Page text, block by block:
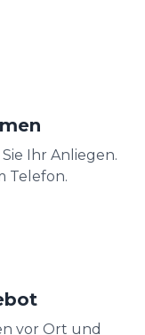
Ihr Anliegen.
Telefon.
vor Ort und